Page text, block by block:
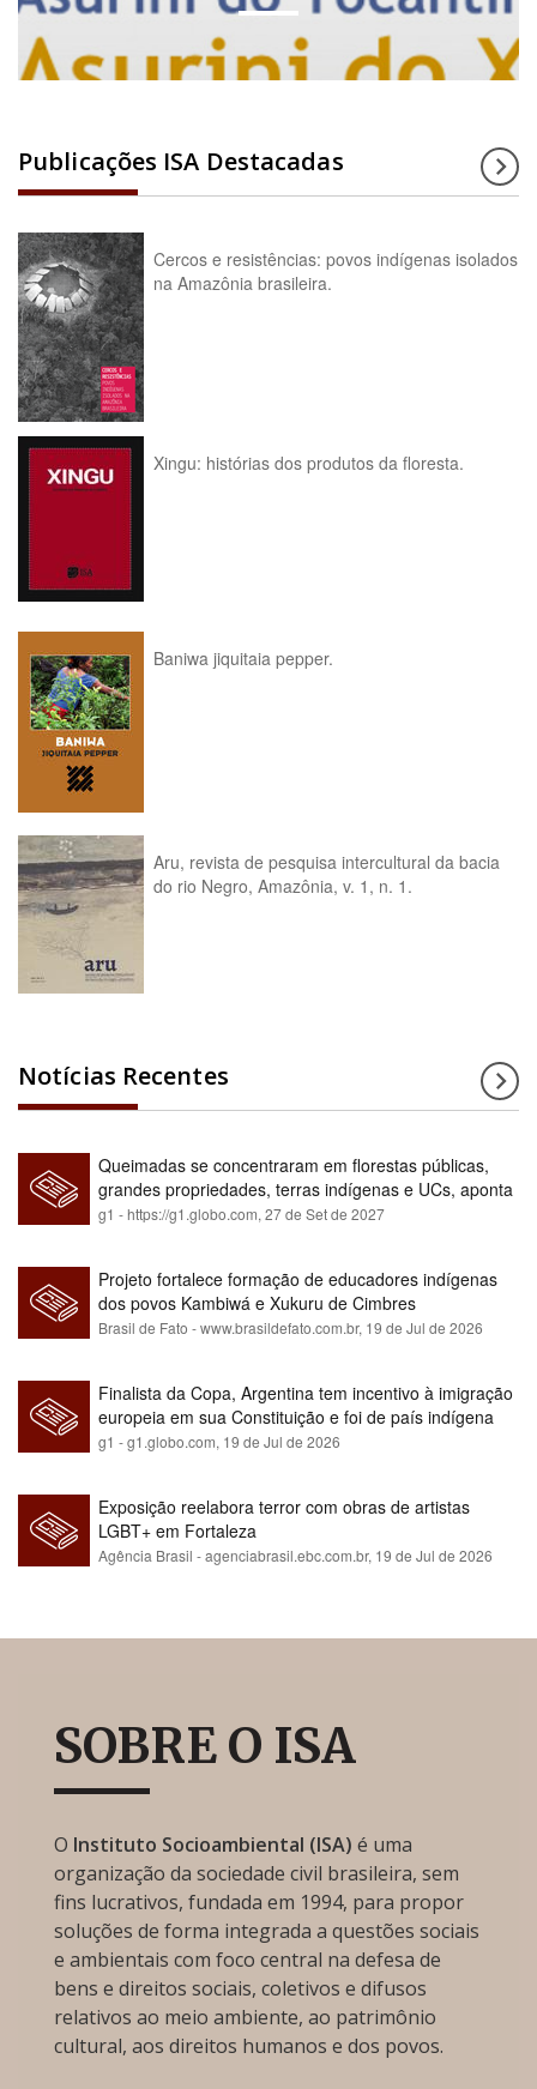
Publicações ISA Destacadas
Cercos e resistências: povos indígenas isolados
na Amazônia brasileira.
Xingu: histórias dos produtos da floresta.
Baniwa jiquitaia pepper.
Aru, revista de pesquisa intercultural da bacia
do rio Negro, Amazônia, v. 1, n. 1.
Notícias Recentes
Queimadas se concentraram em florestas públicas,
grandes propriedades, terras indígenas e UCs, aponta
relatório
g1 - https://g1.globo.com,27 de Set de 2027
Projeto fortalece formação de educadores indígenas
dos povos Kambiwá e Xukuru de Cimbres
Brasil de Fato - www.brasildefato.com.br, 19 de Jul de 2026
Finalista da Copa, Argentina tem incentivo à imigração
europeia em sua Constituição e foi de país indígena
para maioria branca
g1 - g1.globo.com, 19 de Jul de 2026
Exposição reelabora terror com obras de artistas
LGBT+ em Fortaleza
Agência Brasil - agenciabrasil.ebc.com.br, 19 de Jul de 2026
SOBRE O ISA
O Instituto Socioambiental (ISA) é uma
organização da sociedade civil brasileira, sem
fins lucrativos, fundada em 1994, para propor
soluções de forma integrada a questões sociais
e ambientais com foco central na defesa de
bens e direitos sociais, coletivos e difusos
relativos ao meio ambiente, ao patrimônio
cultural, aos direitos humanos e dos povos.